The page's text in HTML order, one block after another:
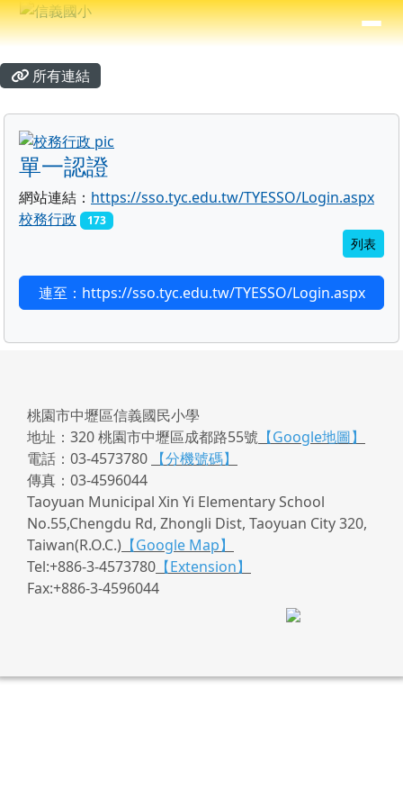
跳至主內容區
信義國小
⏸
導覽列
主內容區域
所有連結
單一認證
網站連結： https://sso.tyc.edu.tw/TYESSO/Login.aspx
校務行政
173
列表
連至：https://sso.tyc.edu.tw/TYESSO/Login.aspx
頁尾區域
桃園市中壢區信義國民小學
地址：320 桃園市中壢區成都路55號 【Google地圖】
電話：03-4573780
【分機號碼】
傳真：03-4596044
Taoyuan Municipal Xin Yi Elementary School
No.55,Chengdu Rd, Zhongli Dist, Taoyuan City 320,
Taiwan(R.O.C.) 【Google Map】
Tel:+886-3-4573780 【Extension】
Fax:+886-3-4596044